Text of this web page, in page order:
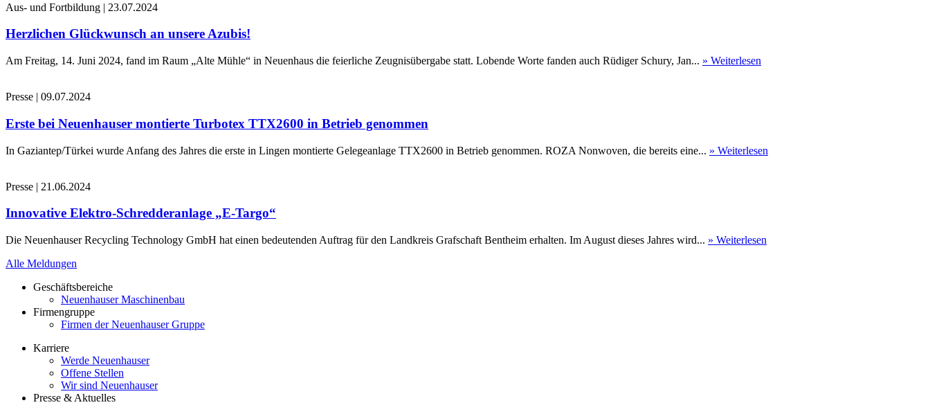
Aus- und Fortbildung | 23.07.2024
Herzlichen Glückwunsch an unsere Azubis!
Am Freitag, 14. Juni 2024, fand im Raum „Alte Mühle“ in Neuenhaus die feierliche Zeugnisübergabe statt. Lobende Worte fanden auch Rüdiger Schury, Jan... » Weiterlesen
Presse | 09.07.2024
Erste bei Neuenhauser montierte Turbotex TTX2600 in Betrieb genommen
In Gaziantep/Türkei wurde Anfang des Jahres die erste in Lingen montierte Gelegeanlage TTX2600 in Betrieb genommen. ROZA Nonwoven, die bereits eine... » Weiterlesen
Presse | 21.06.2024
Innovative Elektro-Schredderanlage „E-Targo“
Die Neuenhauser Recycling Technology GmbH hat einen bedeutenden Auftrag für den Landkreis Grafschaft Bentheim erhalten. Im August dieses Jahres wird... » Weiterlesen
Alle Meldungen
Geschäftsbereiche
Neuenhauser Maschinenbau
Firmengruppe
Firmen der Neuenhauser Gruppe
Karriere
Werde Neuenhauser
Offene Stellen
Wir sind Neuenhauser
Presse & Aktuelles